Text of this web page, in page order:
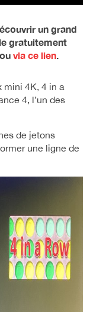
un grand
gratuitement
via ce lien.
mini 4K, 4 in a
4, l’un des
de jetons
une ligne de